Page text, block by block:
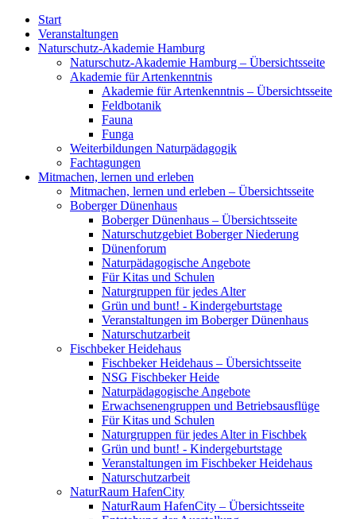
Start
Veranstaltungen
Naturschutz-Akademie Hamburg
Naturschutz-Akademie Hamburg – Übersichtsseite
Akademie für Artenkenntnis
Akademie für Artenkenntnis – Übersichtsseite
Feldbotanik
Fauna
Funga
Weiterbildungen Naturpädagogik
Fachtagungen
Mitmachen, lernen und erleben
Mitmachen, lernen und erleben – Übersichtsseite
Boberger Dünenhaus
Boberger Dünenhaus – Übersichtsseite
Naturschutzgebiet Boberger Niederung
Dünenforum
Naturpädagogische Angebote
Für Kitas und Schulen
Naturgruppen für jedes Alter
Grün und bunt! - Kindergeburtstage
Veranstaltungen im Boberger Dünenhaus
Naturschutzarbeit
Fischbeker Heidehaus
Fischbeker Heidehaus – Übersichtsseite
NSG Fischbeker Heide
Naturpädagogische Angebote
Erwachsenengruppen und Betriebsausflüge
Für Kitas und Schulen
Naturgruppen für jedes Alter in Fischbek
Grün und bunt! - Kindergeburtstage
Veranstaltungen im Fischbeker Heidehaus
Naturschutzarbeit
NaturRaum HafenCity
NaturRaum HafenCity – Übersichtsseite